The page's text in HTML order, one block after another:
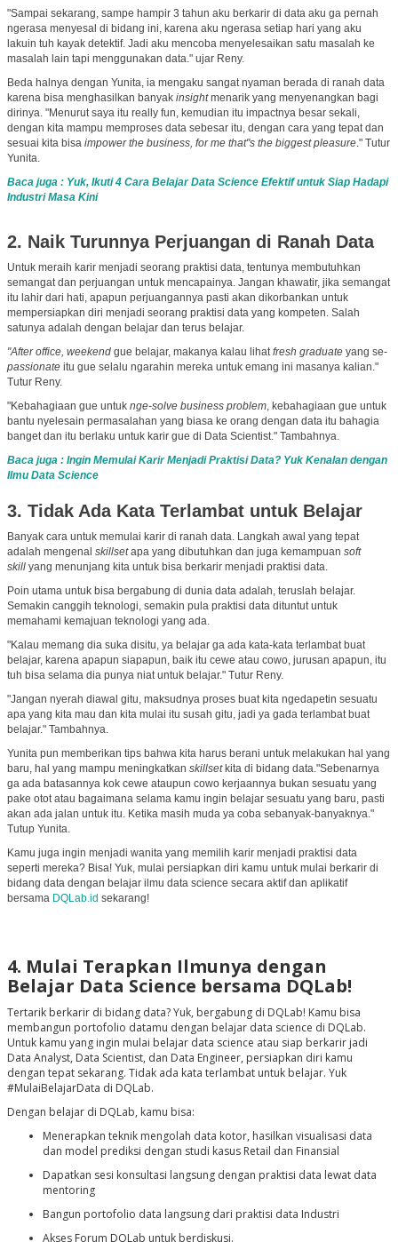
"Sampai sekarang, sampe hampir 3 tahun aku berkarir di data aku ga pernah
ngerasa menyesal di bidang ini, karena aku ngerasa setiap hari yang aku
lakuin tuh kayak detektif. Jadi aku mencoba menyelesaikan satu masalah ke
masalah lain tapi menggunakan data." ujar Reny.
Beda halnya dengan Yunita, ia mengaku sangat nyaman berada di ranah data
karena bisa menghasilkan banyak insightmenarik yang menyenangkan bagi
dirinya. "Menurut saya itu really fun, kemudian itu impactnya besar sekali,
dengan kita mampu memproses data sebesar itu, dengan cara yang tepat dan
sesuai kita bisa impower the business, for me that"s the biggest pleasure." Tutur
Yunita.
Baca juga : Yuk, Ikuti 4 Cara Belajar Data Science Efektif untuk Siap Hadapi
Industri Masa Kini
2. Naik Turunnya Perjuangan di Ranah Data
Untuk meraih karir menjadi seorang praktisi data, tentunya membutuhkan
semangat dan perjuangan untuk mencapainya. Jangan khawatir, jika semangat
itu lahir dari hati, apapun perjuangannya pasti akan dikorbankan untuk
mempersiapkan diri menjadi seorang praktisi data yang kompeten. Salah
satunya adalah dengan belajar dan terus belajar.
"After office, weekend gue belajar, makanya kalau lihatfresh graduate yang se-
passionate itu gue selalu ngarahin mereka untuk emang ini masanya kalian."
Tutur Reny.
"Kebahagiaan gue untuk nge-solve business problem, kebahagiaan gue untuk
bantu nyelesain permasalahan yang biasa ke orang dengan data itu bahagia
banget dan itu berlaku untuk karir gue di Data Scientist." Tambahnya.
Baca juga : Ingin Memulai Karir Menjadi Praktisi Data? Yuk Kenalan dengan
Ilmu Data Science
3. Tidak Ada Kata Terlambat untuk Belajar
Banyak cara untuk memulai karir di ranah data. Langkah awal yang tepat
adalah mengenal skillsetapa yang dibutuhkan dan juga kemampuan soft
skill yang menunjang kita untuk bisa berkarir menjadi praktisi data.
Poin utama untuk bisa bergabung di dunia data adalah, teruslah belajar.
Semakin canggih teknologi, semakin pula praktisi data dituntut untuk
memahami kemajuan teknologi yang ada.
"Kalau memang dia suka disitu, ya belajar ga ada kata-kata terlambat buat
belajar, karena apapun siapapun, baik itu cewe atau cowo, jurusan apapun, itu
tuh bisa selama dia punya niat untuk belajar." Tutur Reny.
"Jangan nyerah diawal gitu, maksudnya proses buat kita ngedapetin sesuatu
apa yang kita mau dan kita mulai itu susah gitu, jadi ya gada terlambat buat
belajar." Tambahnya.
Yunita pun memberikan tips bahwa kita harus berani untuk melakukan hal yang
baru, hal yang mampu meningkatkan skillset kita di bidang data."Sebenarnya
ga ada batasannya kok cewe ataupun cowo kerjaannya bukan sesuatu yang
pake otot atau bagaimana selama kamu ingin belajar sesuatu yang baru, pasti
akan ada jalan untuk itu. Ketika masih muda ya coba sebanyak-banyaknya."
Tutup Yunita.
Kamu juga ingin menjadi wanita yang memilih karir menjadi praktisi data
seperti mereka? Bisa! Yuk, mulai persiapkan diri kamu untuk mulai berkarir di
bidang data dengan belajar ilmu data science secara aktif dan aplikatif
bersama DQLab.id sekarang!
4. Mulai Terapkan Ilmunya dengan
Belajar Data Science bersama DQLab!
Tertarik berkarir di bidang data? Yuk, bergabung di DQLab! Kamu bisa
membangun portofolio datamu dengan belajar data science di DQLab.
Untuk kamu yang ingin mulai belajar data science atau siap berkarir jadi
Data Analyst, Data Scientist, dan Data Engineer, persiapkan diri kamu
dengan tepat sekarang. Tidak ada kata terlambat untuk belajar. Yuk
#MulaiBelajarData di DQLab.
Dengan belajar di DQLab, kamu bisa:
Menerapkan teknik mengolah data kotor, hasilkan visualisasi data
dan model prediksi dengan studi kasus Retail dan Finansial
Dapatkan sesi konsultasi langsung dengan praktisi data lewat data
mentoring
Bangun portofolio data langsung dari praktisi data Industri
Akses Forum DQLab untuk berdiskusi.